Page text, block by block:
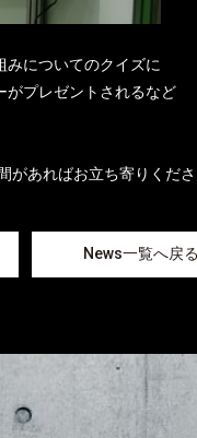
みについてのクイズに
がプレゼントされるなど
があればお立ち寄りくださ
News一覧へ戻る